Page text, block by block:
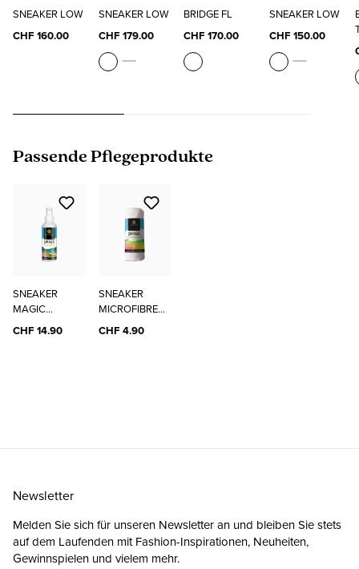
SNEAKER LOW
CHF 160.00
SNEAKER LOW
CHF 179.00
BRIDGE FL
CHF 170.00
SNEAKER LOW
CHF 150.00
Produktgalerie überspringen
Passende Pflegeprodukte
SNEAKER
MAGIC
CLEANER
CHF 14.90
SNEAKER
MICROFIBRE
CLOTH
CHF 4.90
Newsletter
Melden Sie sich für unseren Newsletter an und bleiben Sie stets
auf dem Laufenden mit Fashion-Inspirationen, Neuheiten,
Gewinnspielen und vielem mehr.